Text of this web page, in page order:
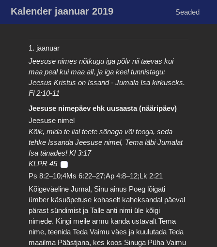
Kalender jaanuar 2019 Seaded
1. jaanuar
Jeesuse nimes nõtkugu iga põlv nii taevas kui
maa peal kui maa all, ja iga keel tunnistagu:
Jeesus Kristus on Issand - Jumala Isa kirkuseks.
Fl 2:10-11
Jeesuse nimepäev ehk uusaasta (nääripäev)
Jeesuse nimel
Kõik, mida te iial teete sõnaga või teoga, seda
tehke Issanda Jeesuse nimel, Tema läbi Jumalat
Isa tänades! Kl 3:17
KLPR 45
Ps 8:2–10;4Ms 6:22–27;Ap 4:8–12;Lk 2:21
Kõigeväeline Jumal, Sinu ainus Poeg lõigati
ümber käsuõpetuse kohaselt kaheksandal päeval
pärast sündimist ja Talle anti nimi üle kõigi
nimede. Kingi meile armu kanda ustavalt Tema
nime, teenida Teda Vaimu väes ja kuulutada Teda
maailma Päästjana, kes koos Sinuga Püha Vaimu